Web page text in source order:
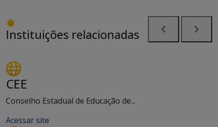
Instituições relacionadas
CEE
Conselho Estadual de Educação de...
Acessar site